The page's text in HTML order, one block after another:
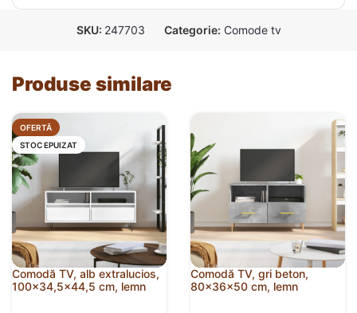
SKU: 247703 Categorie: Comode tv
Produse similare
OFERTĂ
STOC EPUIZAT
Comodă TV, alb extralucios,
100×34,5×44,5 cm, lemn
Comodă TV, gri beton,
80x36x50 cm, lemn